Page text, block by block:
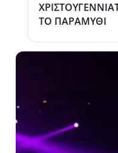
ΤΟ ΠΑΡΑΜΥΘΙ